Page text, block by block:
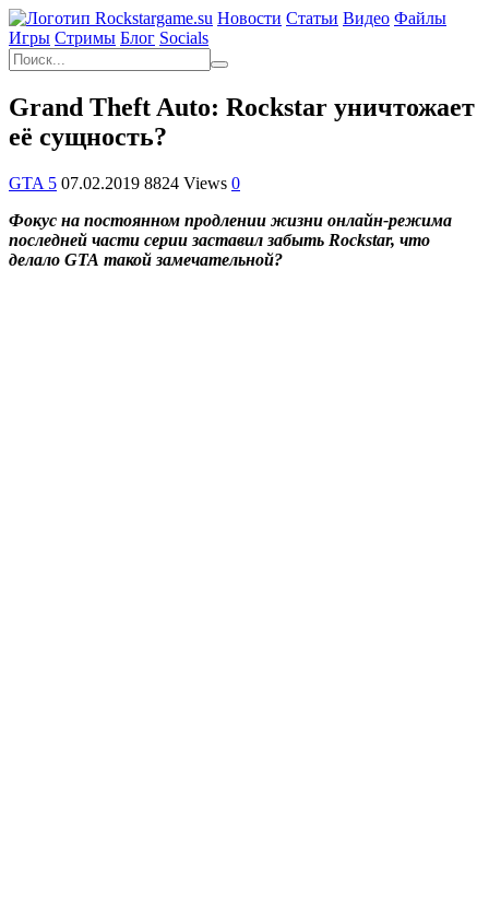
Новости Статьи Видео Файлы
Игры Cтримы Блог Socials
Grand Theft Auto: Rockstar уничтожает
её сущность?
GTA 5 07.02.2019 8824 Views 0
Фокус на постоянном продлении жизни онлайн-режима
последней части серии заставил забыть Rockstar, что
делало GTA такой замечательной?